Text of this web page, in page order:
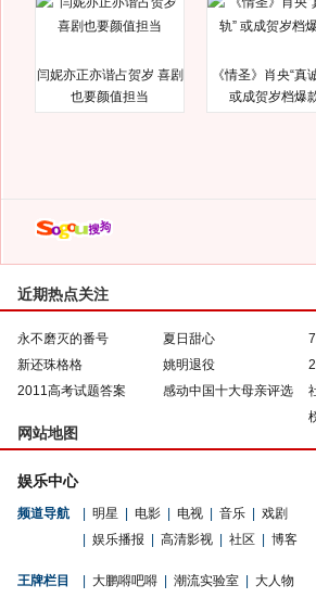
闫妮亦正亦谐占贺岁 喜剧
也要颜值担当
《情圣》肖央“真
或成贺岁档爆
近期热点关注
永不磨灭的番号 夏日甜心
新还珠格格
姚明退役
2011高考试题答案
感动中国十大母亲评选
网站地图
娱乐中心
频道导航 明星 电影 电视 音乐
戏剧
娱乐播报 高清影视 社区 博客
王牌栏目 大鹏嘚吧嘚 潮流实验室
大人物